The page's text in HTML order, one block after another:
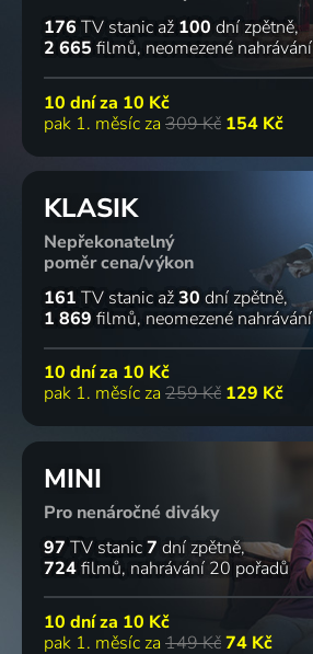
176 TV stanic až 100 dní zpětně
2 665 filmů neomezené nahrávání
10 dní za 10 Kč
pak 1. měsíc za 309 Kč 154 Kč
KLASIK
Nepřekonatelný
poměr cena/výkon
161 TV stanic až30 dní zpětně
1 869 filmů neomezené nahrávání
10 dní za 10 Kč
pak 1. měsíc za 259 Kč 129 Kč
MINI
Pro nenáročné diváky
97 TV stanic7 dní zpětně
724filmů nahrávání 20 pořadů
10 dní za 10 Kč
pak 1. měsíc za 149 Kč74 Kč